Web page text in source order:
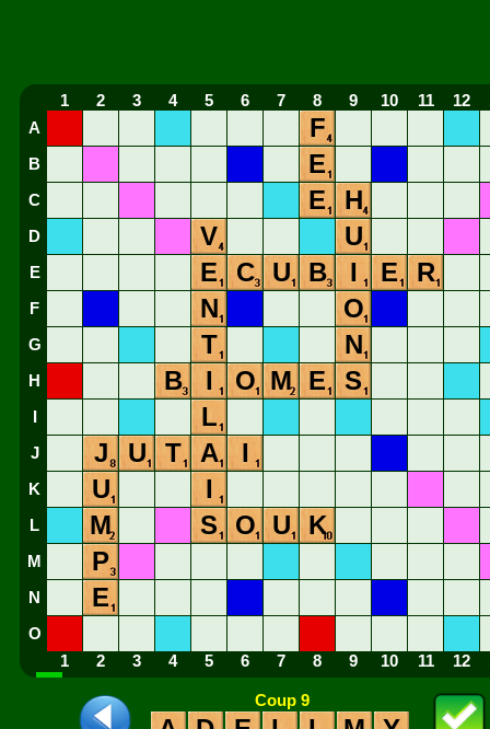
1 2 3 4 5 6 7 8 9 10 11 12
A
F
B E
C E H
D V U
E E C U B I E R
F N O
G T N
H B I O M E S
I L
J J U T A I
K U I
L M S O U K
M P
N E
O
1
2 3 4 5 6 7 8 9 10 11 12
Coup 9